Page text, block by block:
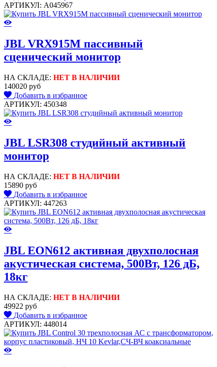
АРТИКУЛ: A045967
JBL VRX915M пассивный
сценический монитор
НА СКЛАДЕ: НЕТ В НАЛИЧИИ
140020 руб
Добавить в избранное
АРТИКУЛ: 450348
JBL LSR308 студийный активный
монитор
НА СКЛАДЕ: НЕТ В НАЛИЧИИ
15890 руб
Добавить в избранное
АРТИКУЛ: 447263
JBL EON612 активная двухполосная
акустическая система, 500Вт, 126 дБ,
18кг
НА СКЛАДЕ: НЕТ В НАЛИЧИИ
49922 руб
Добавить в избранное
АРТИКУЛ: 448014